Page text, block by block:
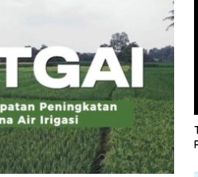
Khusus Menjadi Kemandirian